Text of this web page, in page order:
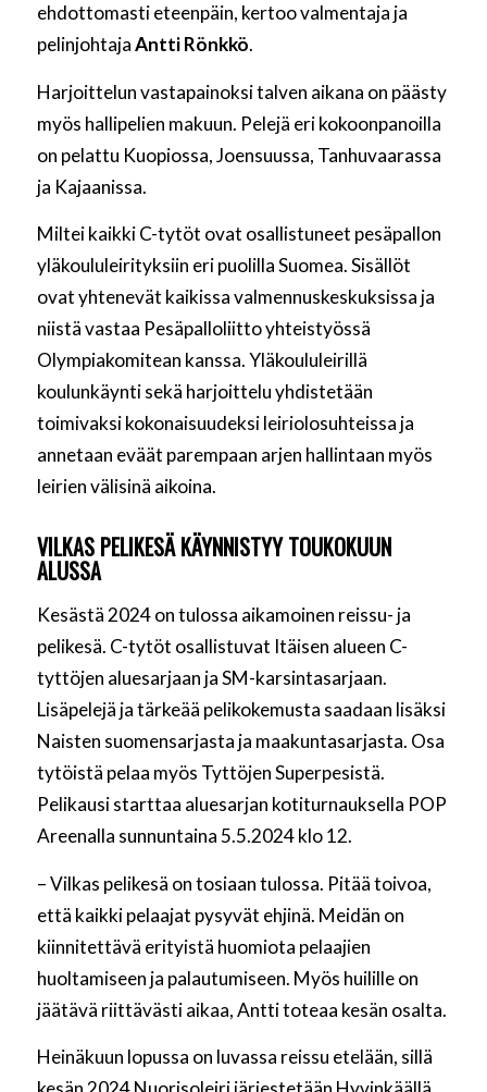
ehdottomasti eteenpäin, kertoo valmentaja ja
pelinjohtajaAntti Rönkkö.
Harjoittelun vastapainoksi talven aikana on päästy
myös hallipelien makuun. Pelejä eri kokoonpanoilla
on pelattu Kuopiossa, Joensuussa, Tanhuvaarassa
ja Kajaanissa.
Miltei kaikki C-tytöt ovat osallistuneet pesäpallon
yläkoululeirityksiin eri puolilla Suomea. Sisällöt
ovat yhtenevät kaikissa valmennuskeskuksissa ja
niistä vastaa Pesäpalloliitto yhteistyössä
Olympiakomitean kanssa. Yläkoululeirillä
koulunkäynti sekä harjoittelu yhdistetään
toimivaksi kokonaisuudeksi leiriolosuhteissa ja
annetaan eväät parempaan arjen hallintaan myös
leirien välisinä aikoina.
VILKAS PELIKESÄ KÄYNNISTYY TOUKOKUUN
ALUSSA
Kesästä 2024 on tulossa aikamoinen reissu- ja
pelikesä. C-tytöt osallistuvat Itäisen alueen C-
tyttöjen aluesarjaan ja SM-karsintasarjaan.
Lisäpelejä ja tärkeää pelikokemusta saadaan lisäksi
Naisten suomensarjasta ja maakuntasarjasta. Osa
tytöistä pelaa myös Tyttöjen Superpesistä.
Pelikausi starttaa aluesarjan kotiturnauksella POP
Areenalla sunnuntaina 5.5.2024 klo 12.
– Vilkas pelikesä on tosiaan tulossa. Pitää toivoa,
että kaikki pelaajat pysyvät ehjinä. Meidän on
kiinnitettävä erityistä huomiota pelaajien
huoltamiseen ja palautumiseen. Myös huilille on
jäätävä riittävästi aikaa, Antti toteaa kesän osalta.
Heinäkuun lopussa on luvassa reissu etelään, sillä